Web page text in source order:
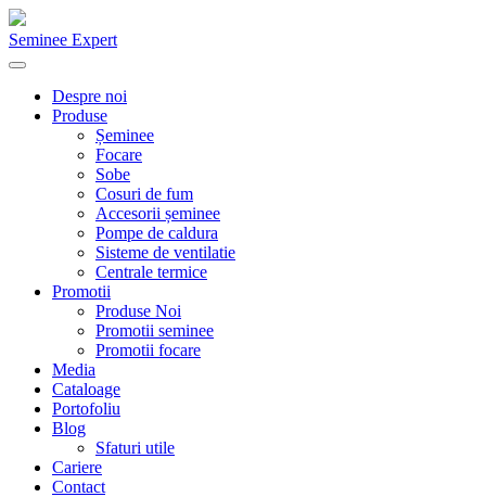
Seminee Expert
Despre noi
Produse
Șeminee
Focare
Sobe
Cosuri de fum
Accesorii șeminee
Pompe de caldura
Sisteme de ventilatie
Centrale termice
Promotii
Produse Noi
Promotii seminee
Promotii focare
Media
Cataloage
Portofoliu
Blog
Sfaturi utile
Cariere
Contact